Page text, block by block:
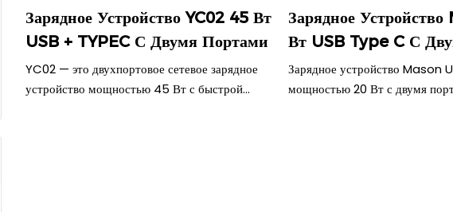
Зарядное Устройство YC02 45 Вт
USB + TYPEC С Двумя Портами
YC02 — это двухпортовое сетевое зарядное
устройство мощностью 45 Вт с быстрой
Зарядное
Вт USB Type C С
Портами Для
Планшета
Зарядное устройство Mason
мощностью 20 Вт с двумя